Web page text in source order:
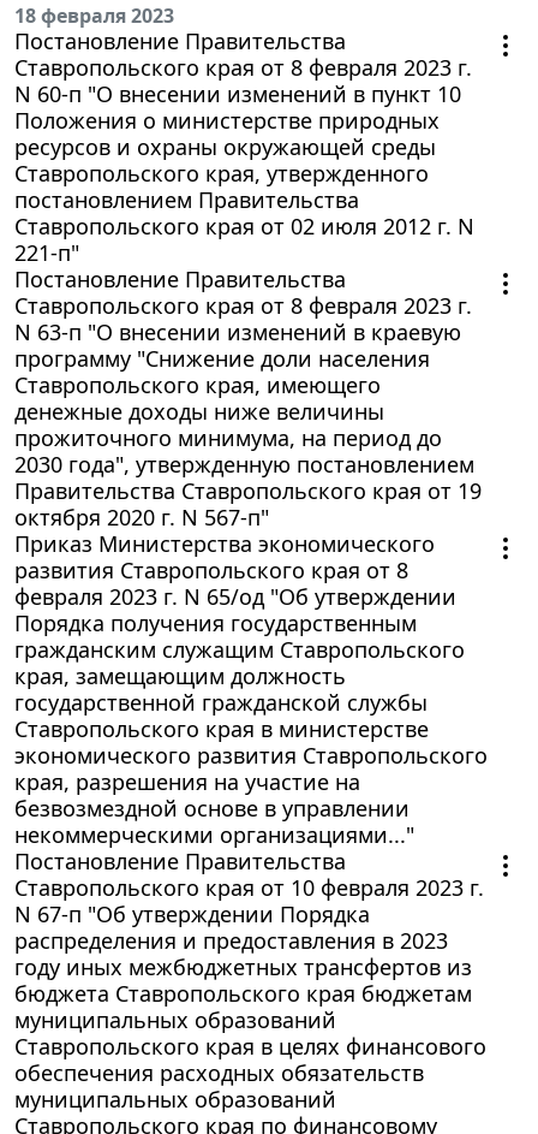
18 февраля 2023
Постановление Правительства
Ставропольского края от 8 февраля 2023 г.
N 60-п "О внесении изменений в пункт 10
Положения о министерстве природных
ресурсов и охраны окружающей среды
Ставропольского края, утвержденного
постановлением Правительства
Ставропольского края от 02 июля 2012 г. N
221-п"
Постановление Правительства
Ставропольского края от 8 февраля 2023 г.
N 63-п "О внесении изменений в краевую
программу "Снижение доли населения
Ставропольского края, имеющего
денежные доходы ниже величины
прожиточного минимума, на период до
2030 года", утвержденную постановлением
Правительства Ставропольского края от 19
октября 2020 г. N 567-п"
Приказ Министерства экономического
развития Ставропольского края от 8
февраля 2023 г. N 65/од "Об утверждении
Порядка получения государственным
гражданским служащим Ставропольского
края, замещающим должность
государственной гражданской службы
Ставропольского края в министерстве
экономического развития Ставропольского
края, разрешения на участие на
безвозмездной основе в управлении
некоммерческими организациями..."
Постановление Правительства
Ставропольского края от 10 февраля 2023 г.
N 67-п "Об утверждении Порядка
распределения и предоставления в 2023
году иных межбюджетных трансфертов из
бюджета Ставропольского края бюджетам
муниципальных образований
Ставропольского края в целях финансового
обеспечения расходных обязательств
муниципальных образований
Ставропольского края по финансовому